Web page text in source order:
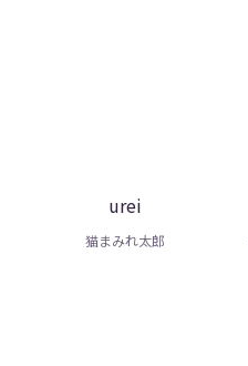
urei
猫まみれ太郎